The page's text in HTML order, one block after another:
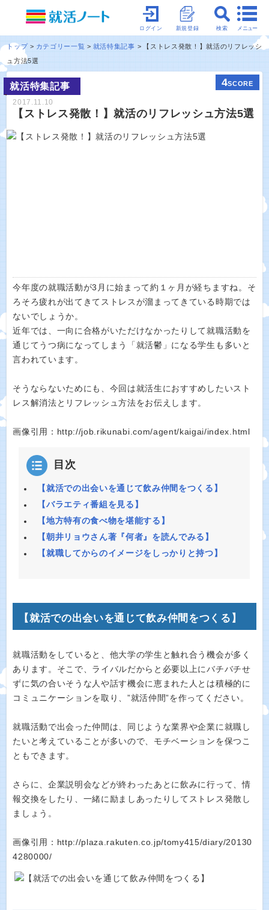
メニュー
検索
新規登録
ログイン
トップ カテゴリー一覧 就活特集記事
【ストレス発散！】就活のリフレッシ
ュ方法5選
就活特集記事 4SCORE
2017.11.10
【ストレス発散！】就活のリフレッシュ方法5選
今年度の就職活動が3月に始まって約１ヶ月が経ちますね。そ
ろそろ疲れが出てきてストレスが溜まってきている時期では
ないでしょうか。
近年では、一向に合格がいただけなかったりして就職活動を
通じてうつ病になってしまう「就活鬱」になる学生も多いと
言われています。
そうならないためにも、今回は就活生におすすめしたいスト
レス解消法とリフレッシュ方法をお伝えします。
画像引用：http://job.rikunabi.com/agent/kaigai/index.html
目次
【就活での出会いを通じて飲み仲間をつくる】
【バラエティ番組を見る】
【地方特有の食べ物を堪能する】
【朝井リョウさん著『何者』を読んでみる】
【就職してからのイメージをしっかりと持つ】
【就活での出会いを通じて飲み仲間をつくる】
就職活動をしていると、他大学の学生と触れ合う機会が多く
あります。そこで、ライバルだからと必要以上にバチバチせ
ずに気の合いそうな人や話す機会に恵まれた人とは積極的に
コミュニケーションを取り、”就活仲間”を作ってください。
就職活動で出会った仲間は、同じような業界や企業に就職し
たいと考えていることが多いので、モチベーションを保つこ
ともできます。
さらに、企業説明会などが終わったあとに飲みに行って、情
報交換をしたり、一緒に励ましあったりしてストレス発散し
ましょう。
画像引用：http://plaza.rakuten.co.jp/tomy415/diary/20130
4280000/